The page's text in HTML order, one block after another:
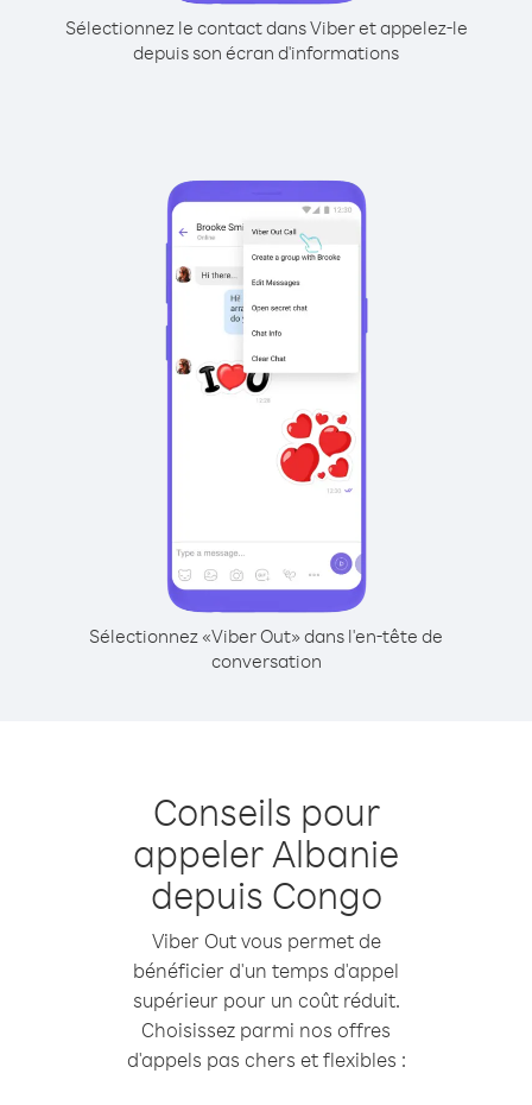
Sélectionnez le contact dans Viber et appelez-le
depuis son écran d'informations
Sélectionnez «Viber Out» dans l'en-tête de
conversation
Conseils pour
appeler Albanie
depuis Congo
Viber Out vous permet de
bénéficier d'un temps d'appel
supérieur pour un coût réduit.
Choisissez parmi nos offres
d'appels pas chers et flexibles :